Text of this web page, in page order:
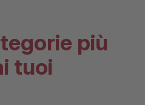
più
tuoi